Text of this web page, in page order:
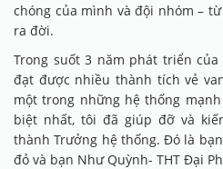
chóng của mình và đội nhóm –
ra đời.
Trong suốt 3 năm phát triển
đạt được nhiều thành tích vẻ
một trong những hệ thống
biệt nhất, tôi đã giúp đỡ và
thành Trưởng hệ thống. Đó là
đỏ và bạn Như Quỳnh- THT Đại